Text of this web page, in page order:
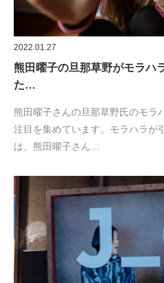
2022.01.27
熊田曜子の旦那草野がモラハ
た…
熊田曜子さんの旦那草野氏のモラ
注目を集めています。モラハラが
は、熊田曜子さん…